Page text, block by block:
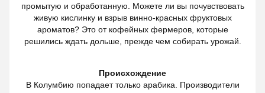
промытую и обработанную. Можете ли вы почувствовать
живую кислинку и взрыв винно-красных фруктовых
ароматов? Это от кофейных фермеров, которые
решились ждать дольше, прежде чем собирать урожай.
Происхождение
В Колумбию попадает только арабика. Производители